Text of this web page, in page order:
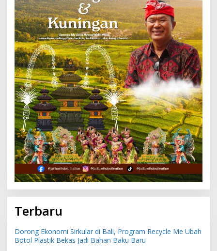
Terbaru
Dorong Ekonomi Sirkular di Bali, Program Recycle Me Ubah
Botol Plastik Bekas Jadi Bahan Baku Baru